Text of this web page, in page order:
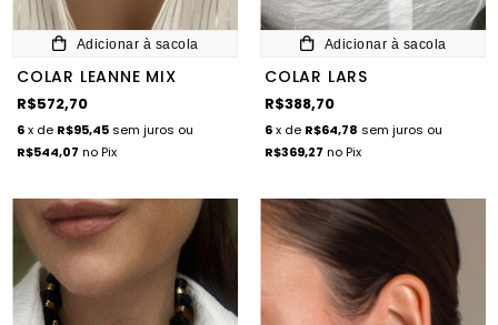
Adicionar à sacola
COLAR LEANNE MIX
R$572,70
6x de R$95,45 sem juros ou
R$544,07 no Pix
Adicionar à sacola
COLAR LARS
R$388,70
6x de R$64,78 sem juros ou
R$369,27 no Pix